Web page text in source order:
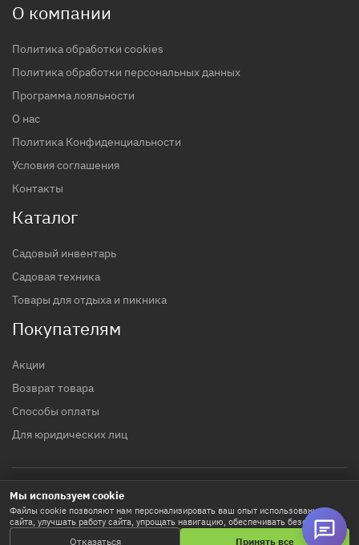
О компании
Политика обработки cookies
Политика обработки персональных данных
Программа лояльности
О нас
Политика Конфиденциальности
Условия соглашения
Контакты
Каталог
Садовый инвентарь
Садовая техника
Товары для отдыха и пикника
Покупателям
Акции
Возврат товара
Способы оплаты
Для юридических лиц
© 2017 - 2026 гг. Строительный магазин INTTOOLS
Политика конфиденциальности
Мы используем cookie
Файлы cookie позволяют нам персонализировать ваш опыт использования
сайта, улучшать работу сайта, упрощать навигацию, обеспечивать безопасность
и используются для маркетинговых активностей. Нажимая «Принять все», вы
Отказаться Принять все